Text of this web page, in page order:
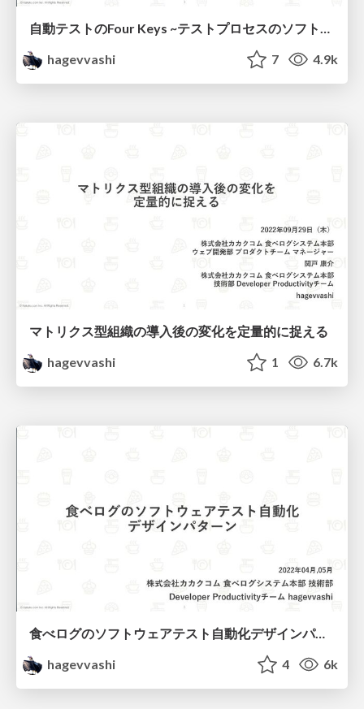
自動テストのFour Keys​ ~テストプロセスのソフトウェア化の4つの鍵~​
hagevvashi
7 4.9k
マトリクス型組織の導入後の変化を定量的に捉える
hagevvashi
1 6.7k
食べログのソフトウェアテスト自動化デザインパターン
hagevvashi
4 6k